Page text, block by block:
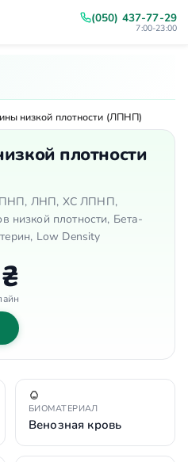
(050) 437-77-29
7:00-23:00
низкой плотности (ЛПНП)
плотности
ЛПНП, ЛНП, ХС ЛПНП,
низкой плотности, Бета-
Low Density
БИОМАТЕРИАЛ
Венозная кровь